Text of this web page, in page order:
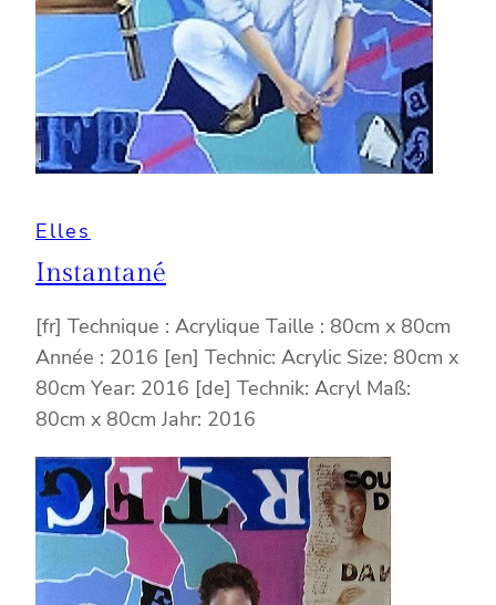
Elles
Instantané
[fr] Technique : Acrylique Taille : 80cm x 80cm
Année : 2016 [en] Technic: Acrylic Size: 80cm x
80cm Year: 2016 [de] Technik: Acryl Maß:
80cm x 80cm Jahr: 2016